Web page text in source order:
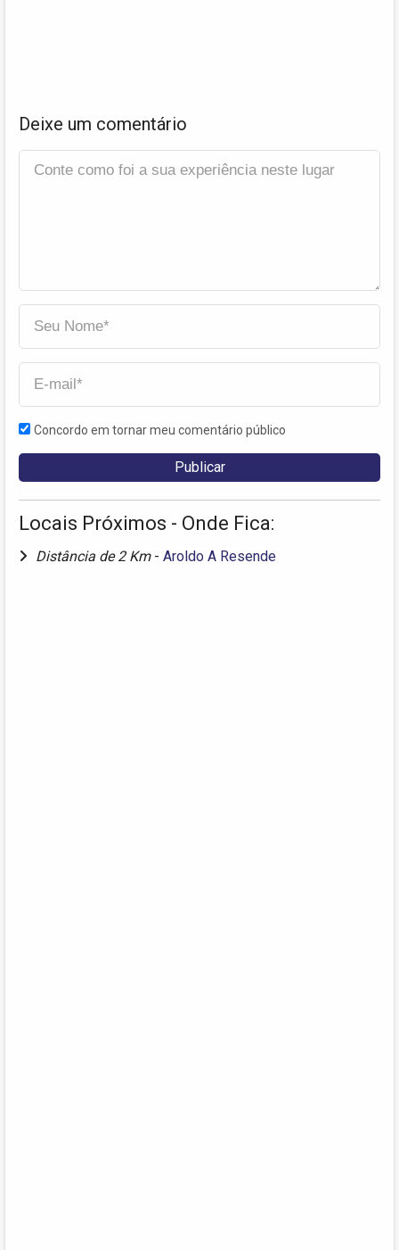
Deixe um comentário
Concordo em tornar meu comentário público
Locais Próximos - Onde Fica:
Distância de 2 Km - Aroldo A Resende